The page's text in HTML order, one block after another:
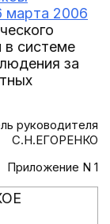
марта 2006
в системе
за
руководителя
С.Н.ЕГОРЕНКО
Приложение N 1